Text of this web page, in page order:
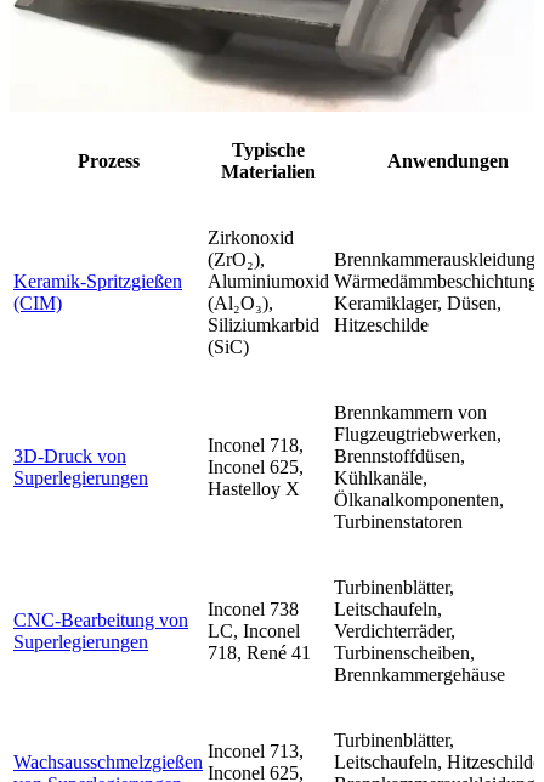
Prozess
Typische
Materialien
Anwendungen
Keramik-Spritzgießen
(CIM)
Zirkonoxid
(ZrO₂),
Aluminiumoxid
(Al₂O₃),
Siliziumkarbid
(SiC)
Keramiklager, Düsen,
Hitzeschilde
3D-Druck von
Superlegierungen
Inconel 718,
Inconel 625,
Hastelloy X
Brennkammern von
Flugzeugtriebwerken,
Brennstoffdüsen,
Kühlkanäle,
Ölkanalkomponenten,
Turbinenstatoren
CNC-Bearbeitung von
Superlegierungen
Inconel 738
LC, Inconel
718, René 41
Turbinenblätter,
Leitschaufeln,
Verdichterräder,
Turbinenscheiben,
Brennkammergehäuse
Wachsausschmelzgießen
Inconel 713,
Inconel 625,
Turbinenblätter,
Leitschaufeln,